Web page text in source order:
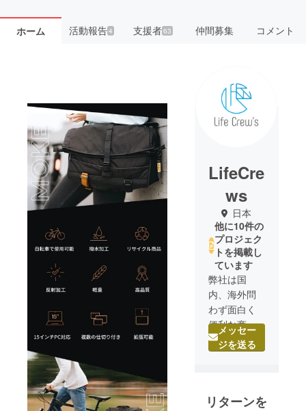
ホーム 活動報告4 支援者63 仲間募集 コメント
LifeCre
ws
日本
他に10件の
プロジェク
トを掲載し
ています
弊社は国
内、海外問
わず面白く
便利な商品
の代理店、
卸売を行っ
メッセー
ジを送る
リターンを